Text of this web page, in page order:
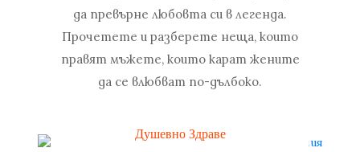
да превърне любовта си в легенда.
Прочетете и разберете неща, които
правят мъжете, които карат жените
да се влюбват по-дълбоко.
Душевно Здраве